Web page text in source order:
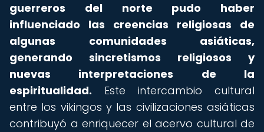
guerreros del norte pudo haber
influenciado las creencias religiosas de
algunas comunidades asiáticas,
generando sincretismos religiosos y
nuevas interpretaciones de la
espiritualidad. Este intercambio cultural
entre los vikingos y las civilizaciones asiáticas
contribuyó a enriquecer el acervo cultural de